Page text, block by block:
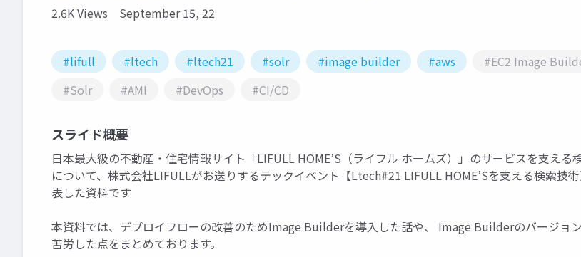
2.6K Views September 15, 22
#lifull #ltech #ltech21 #solr #image builder #aws
#EC2 Image
#Solr
#AMI #DevOps #CI/CD
スライド概要
日本最大級の不動産・住宅情報サイト「LIFULL HOME’S（ライフル ホームズ）」のサービスを支える
について、株式会社LIFULLがお送りするテックイベント【Ltech#21 LIFULL HOME’Sを支える検索技
表した資料です
本資料では、デプロイフローの改善のためImage Builderを導入した話や、 Image Builderのバージョ
苦労した点をまとめております。